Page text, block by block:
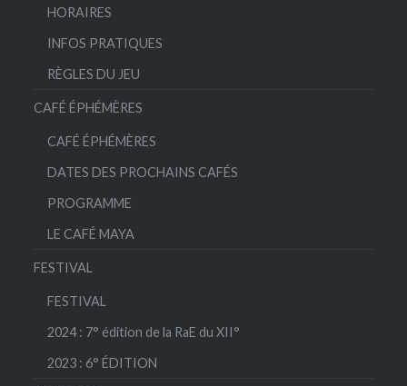
HORAIRES
INFOS PRATIQUES
RÈGLES DU JEU
CAFÉ ÉPHÉMÈRES
CAFÉ ÉPHÉMÈRES
DATES DES PROCHAINS CAFÉS
PROGRAMME
LE CAFÉ MAYA
FESTIVAL
FESTIVAL
2024 : 7° édition de la RaE du XII°
2023 : 6° ÉDITION